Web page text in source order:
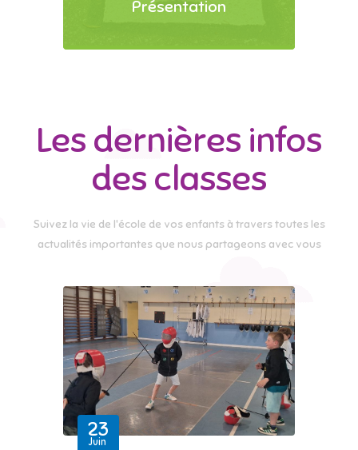
Présentation
Les dernières infos
des classes
Suivez la vie de l'école de vos enfants à travers toutes les
actualités importantes que nous partageons avec vous
23
Juin